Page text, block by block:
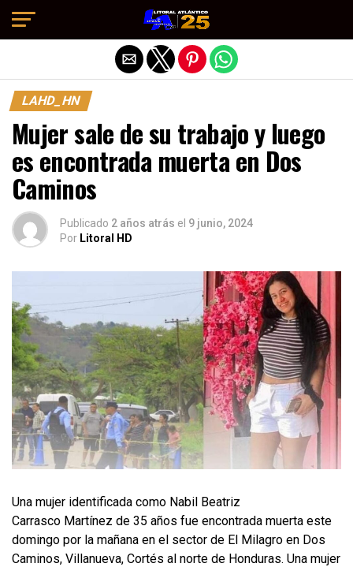
LAHD_HN
Mujer sale de su trabajo y luego
es encontrada muerta en Dos
Caminos
Publicado 2 años atrás el 9 junio, 2024
Por Litoral HD
Una mujer identificada como Nabil Beatriz
Carrasco Martínez de 35 años fue encontrada muerta este
domingo por la mañana en el sector de El Milagro en Dos
Caminos, Villanueva, Cortés al norte de Honduras. Una mujer
Salir de la versión móvil